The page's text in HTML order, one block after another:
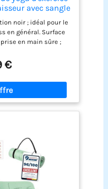
avec sangle
Noir
noir ; idéal pour le
en général. Surface
en main sûre ;
une absorption des
avec élasticité
incluse pour un
du produit : 73,6
large x 0,24 pouces
€